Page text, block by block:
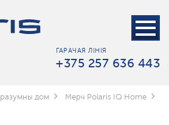
ГАРАЧАЯ ЛІНІЯ
+375 257 636 443
разумны дом Мерч Polaris IQ Home